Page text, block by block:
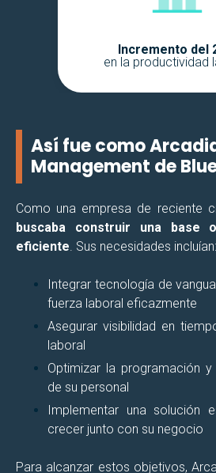
Incremento del
en la productividad
Así fue como
Management de
Como una empresa de reciente
buscaba construir una base
eficiente. Sus necesidades incluían:
Integrar tecnología de
fuerza laboral eficazmente
Asegurar visibilidad en
laboral
Optimizar la programación
de su personal
Implementar una solución
crecer junto con su negocio
Para alcanzar estos objetivos,